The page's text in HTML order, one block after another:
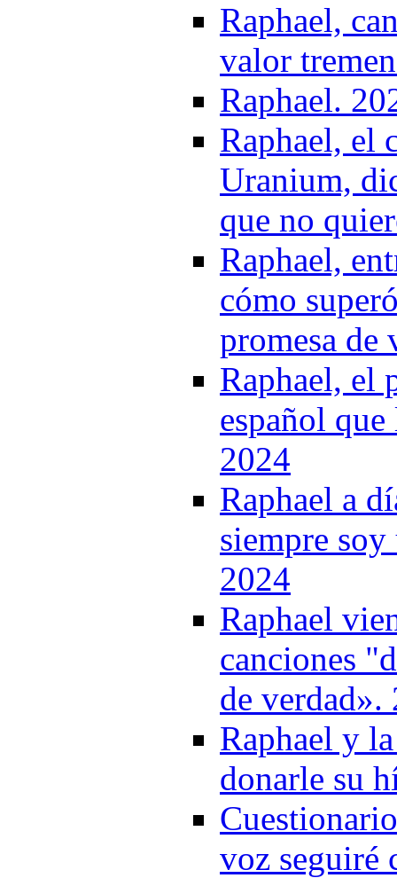
Raphael,
valor
Raphael.
Raphael, el
Uranium,
que no
Raphael,
cómo
promesa de
Raphael, el
español
2024
Raphael a
siempre
2024
Raphael
canciones
de verdad».
Raphael y
donarle su
voz seguiré